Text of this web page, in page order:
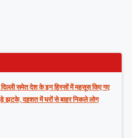
समेत देश के इन हिस्सों में महसूस किए गए
झटके, दहशत में घरों से बाहर निकले लोग